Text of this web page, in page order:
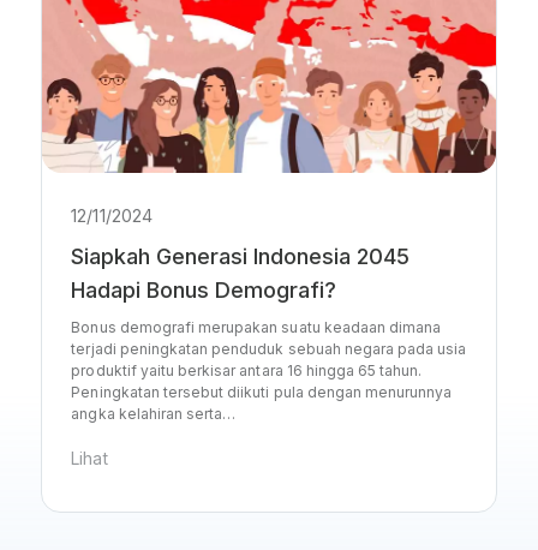
12/11/2024
Siapkah Generasi Indonesia 2045
Hadapi Bonus Demografi?
Bonus demografi merupakan suatu keadaan dimana
terjadi peningkatan penduduk sebuah negara pada usia
produktif yaitu berkisar antara 16 hingga 65 tahun.
Peningkatan tersebut diikuti pula dengan menurunnya
angka kelahiran serta…
Lihat